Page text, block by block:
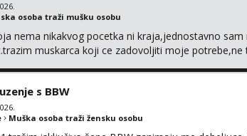
osoba traži mušku osobu
nema nikakvog pocetka ni kraja,jednostavno
muskarca koji ce zadovoljiti moje
s BBW
Muška osoba traži žensku osobu